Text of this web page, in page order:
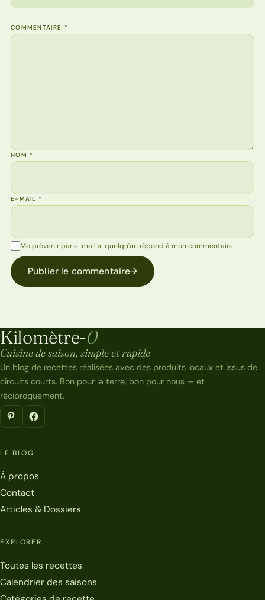
COMMENTAIRE *
NOM*
E-MAIL*
Me prévenir par e-mail si quelqu'un répond à mon commentaire
Publier le commentaire→
Kilomètre-0
Kilomètre-0
Cuisine de saison, simple et rapide
Un blog de recettes réalisées avec des produits locaux et issus de
circuits courts. Bon pour la terre, bon pour nous — et
réciproquement.
LE BLOG
À propos
Contact
Articles & Dossiers
EXPLORER
Toutes les recettes
Calendrier des saisons